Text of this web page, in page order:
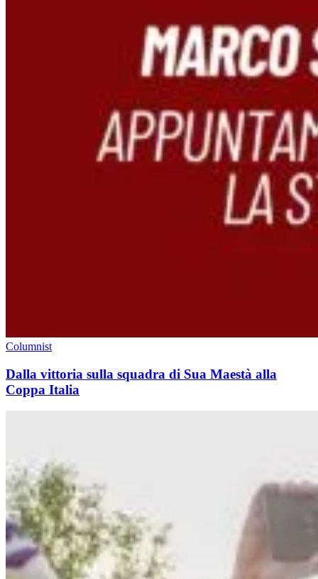
Columnist
Dalla vittoria sulla squadra di Sua Maestà alla
Coppa Italia